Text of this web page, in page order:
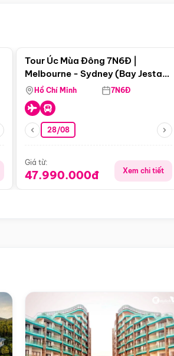
Tour Úc Mùa Đông 7N6Đ |
Melbourne - Sydney (Bay Jestar
Airways)
Hồ Chí Minh 7N6Đ
28/08
Giá từ:
47.990.000đ Xem chi tiết